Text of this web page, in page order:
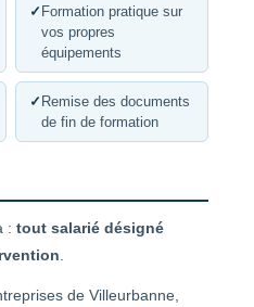
✓ Formation pratique sur
vos propres
équipements
✓ Remise des documents
de fin de formation
: tout salarié désigné
de Villeurbanne,